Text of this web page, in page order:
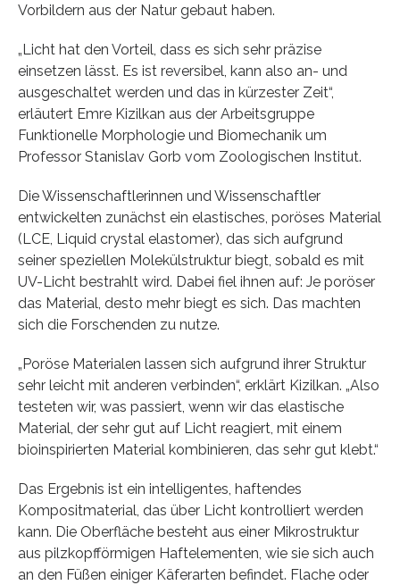
Vorbildern aus der Natur gebaut haben.
„Licht hat den Vorteil, dass es sich sehr präzise
einsetzen lässt. Es ist reversibel, kann also an- und
ausgeschaltet werden und das in kürzester Zeit“,
erläutert Emre Kizilkan aus der Arbeitsgruppe
Funktionelle Morphologie und Biomechanik um
Professor Stanislav Gorb vom Zoologischen Institut.
Die Wissenschaftlerinnen und Wissenschaftler
entwickelten zunächst ein elastisches, poröses Material
(LCE, Liquid crystal elastomer), das sich aufgrund
seiner speziellen Molekülstruktur biegt, sobald es mit
UV-Licht bestrahlt wird. Dabei fiel ihnen auf: Je poröser
das Material, desto mehr biegt es sich. Das machten
sich die Forschenden zu nutze.
„Poröse Materialen lassen sich aufgrund ihrer Struktur
sehr leicht mit anderen verbinden“, erklärt Kizilkan. „Also
testeten wir, was passiert, wenn wir das elastische
Material, der sehr gut auf Licht reagiert, mit einem
bioinspirierten Material kombinieren, das sehr gut klebt.“
Das Ergebnis ist ein intelligentes, haftendes
Kompositmaterial, das über Licht kontrolliert werden
kann. Die Oberfläche besteht aus einer Mikrostruktur
aus pilzkopfförmigen Haftelementen, wie sie sich auch
an den Füßen einiger Käferarten befindet. Flache oder